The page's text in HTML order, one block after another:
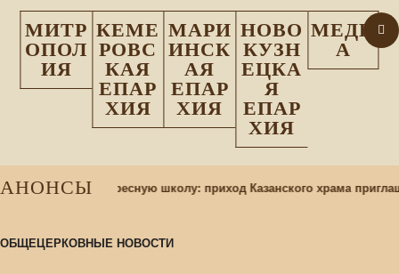
МИТР
ОПОЛ
ИЯ
КЕМЕ
РОВС
КАЯ
ЕПАР
ХИЯ
МАРИ
ИНСК
АЯ
ЕПАР
ХИЯ
НОВО
КУЗН
ЕЦКА
Я
ЕПАР
ХИЯ
МЕДИ
А
АНОНСЫ
учащихся в воскресную школу: приход Казанского храма
ОБЩЕЦЕРКОВНЫЕ НОВОСТИ